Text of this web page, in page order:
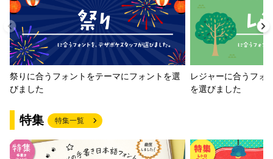
祭りに合うフォントをテーマにフォントを選
びました
レジャーに合うフォ
を選びました
特集 特集一覧